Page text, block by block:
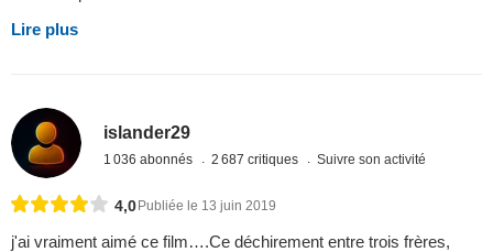
Lire plus
islander29
1 036 abonnés 2 687 critiques Suivre son activité
4,0 Publiée le 13 juin 2019
j'ai vraiment aimé ce film….Ce déchirement entre trois frères,